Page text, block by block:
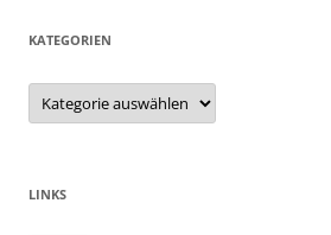
KATEGORIEN
Kategorien
LINKS